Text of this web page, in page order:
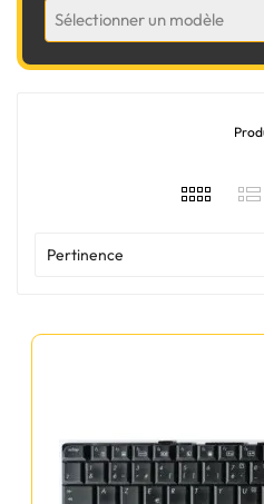
Sélectionner un modèle
Pertinence